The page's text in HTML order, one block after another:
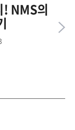
NMS의